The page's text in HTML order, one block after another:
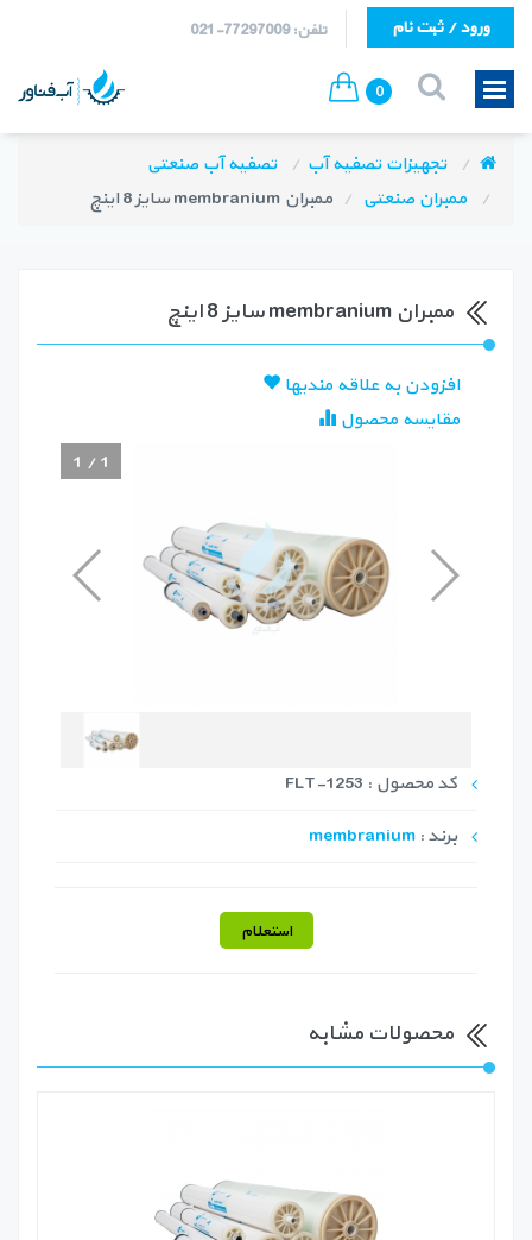
تلفن: 77297009-021 ورود / ثبت نام
0
تجهیزات تصفیه آب
تصفیه آب صنعتی
ممبران صنعتی
ممبران membranium سایز 8 اینچ
ممبران membranium سایز 8 اینچ
افزودن به علاقه مندیها
مقایسه محصول
1 /1
کد محصول : FLT-1253
برند : membranium
استعلام
محصولات مشابه